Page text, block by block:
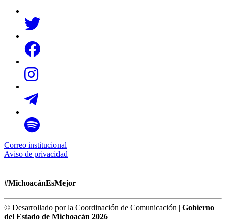
Correo institucional
Aviso de privacidad
#MichoacánEsMejor
© Desarrollado por la Coordinación de Comunicación | Gobierno
del Estado de Michoacán 2026